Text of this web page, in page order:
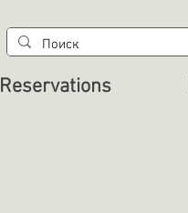
Reservations